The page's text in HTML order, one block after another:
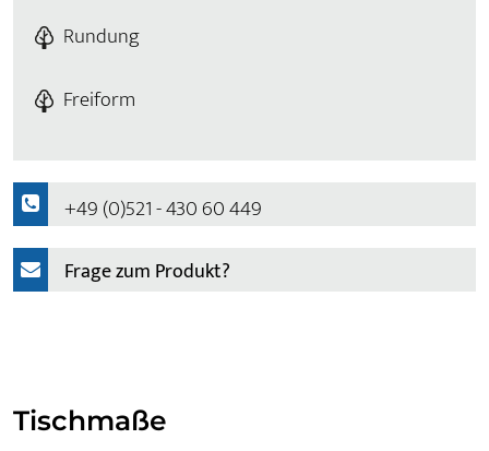
Rundung
Freiform
+49 (0)521 - 430 60 449
Frage zum Produkt?
Tischmaße